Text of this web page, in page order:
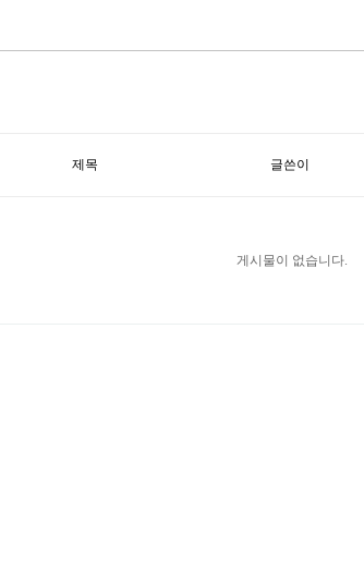
제목 글쓴이
게시물이 없습니다.